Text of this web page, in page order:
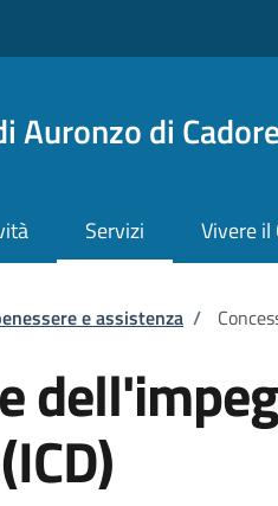
Auronzo di Cadore
Servizi Vivere
e assistenza /